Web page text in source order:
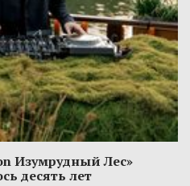
Изумрудный Лес»
десять лет